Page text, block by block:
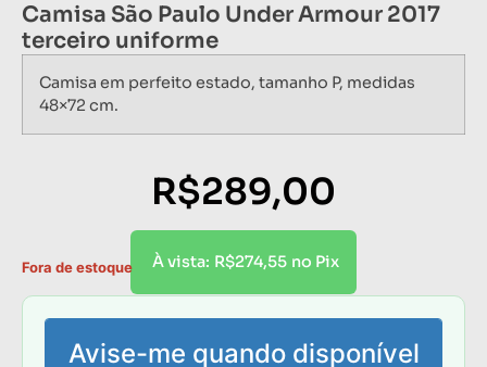
Camisa São Paulo Under Armour 2017
terceiro uniforme
Camisa em perfeito estado, tamanho P, medidas
48×72 cm.
R$289,00
À vista: R$274,55 no Pix
Fora de estoque
Avise-me quando disponível